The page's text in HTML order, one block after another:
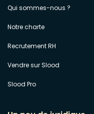
Qui sommes-nous ?
Notre charte
Recrutement RH
Vendre sur Slood
Slood Pro